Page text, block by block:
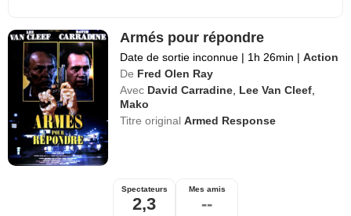
Armés pour répondre
Date de sortie inconnue | 1h 26min | Action
De Fred Olen Ray
Avec David Carradine Lee Van Cleef
Mako
Titre originalArmed Response
Spectateurs
2,3
Mes amis
--